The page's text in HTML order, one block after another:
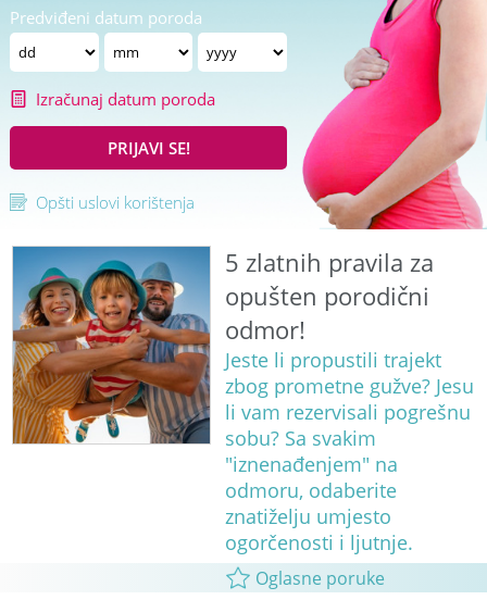
Predviđeni datum poroda
Izračunaj datum poroda
PRIJAVI SE!
Opšti uslovi korištenja
5 zlatnih pravila za
opušten porodični
odmor!
Jeste li propustili trajekt
zbog prometne gužve? Jesu
li vam rezervisali pogrešnu
sobu? Sa svakim
"iznenađenjem" na
odmoru, odaberite
znatiželju umjesto
ogorčenosti i ljutnje.
Oglasne poruke